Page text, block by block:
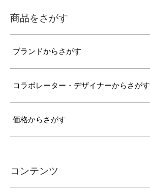
商品をさがす
ブランドからさがす
コラボレーター・デザイナーからさがす
価格からさがす
コンテンツ